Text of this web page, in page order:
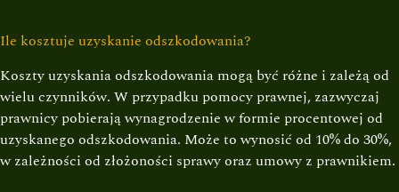
Ile kosztuje uzyskanie odszkodowania?
Koszty uzyskania odszkodowania mogą być różne i zależą od
wielu czynników. W przypadku pomocy prawnej, zazwyczaj
prawnicy pobierają wynagrodzenie w formie procentowej od
uzyskanego odszkodowania. Może to wynosić od 10% do 30%,
w zależności od złożoności sprawy oraz umowy z prawnikiem.